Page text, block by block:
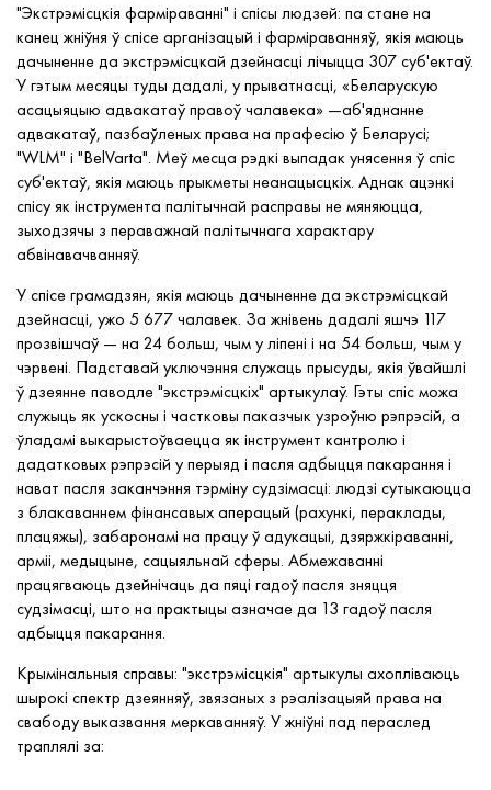
"Экстрэмісцкія фарміраванні" і спісы людзей: па стане на
канец жніўня ў спісе арганізацый і фарміраванняў, якія маюць
дачыненне да экстрэмісцкай дзейнасці лічыцца 307 суб'ектаў.
У гэтым месяцы туды дадалі, у прыватнасці, «Беларускую
асацыяцыю адвакатаў правоў чалавека» —аб'яднанне
адвакатаў, пазбаўленых права на прафесію ў Беларусі;
"WLM" і "BelVarta". Меў месца рэдкі выпадак унясення ў спіс
суб'ектаў, якія маюць прыкметы неанацысцкіх. Аднак ацэнкі
спісу як інструмента палітычнай расправы не мяняюцца,
зыходзячы з пераважнай палітычнага характару
абвінавачванняў.
У спісе грамадзян, якія маюць дачыненне да экстрэмісцкай
дзейнасці, ужо 5 677 чалавек. За жнівень дадалі яшчэ 117
прозвішчаў — на 24 больш, чым у ліпені і на 54 больш, чым у
чэрвені. Падставай уключэння служаць прысуды, якія ўвайшлі
ў дзеянне паводле "экстрэмісцкіх" артыкулаў. Гэты спіс можа
служыць як ускосны і частковы паказчык узроўню рэпрэсій, а
ўладамі выкарыстоўваецца як інструмент кантролю і
дадатковых рэпрэсій у перыяд і пасля адбыцця пакарання і
нават пасля заканчэння тэрміну судзімасці: людзі сутыкаюцца
з блакаваннем фінансавых аперацый (рахункі, пераклады,
плацяжы), забаронамі на працу ў адукацыі, дзяржкіраванні,
арміі, медыцыне, сацыяльнай сферы. Абмежаванні
працягваюць дзейнічаць да пяці гадоў пасля зняцця
судзімасці, што на практыцы азначае да 13 гадоў пасля
адбыцця пакарання.
Крымінальныя справы: "экстрэмісцкія" артыкулы ахопліваюць
шырокі спектр дзеянняў, звязаных з рэалізацыяй права на
свабоду выказвання меркаванняў. У жніўні пад пераслед
траплялі за: